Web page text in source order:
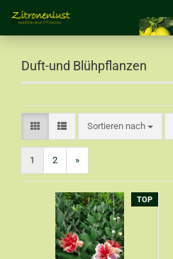
Duft-und Blühpflanzen
Sortieren nach
1 2 »
TOP